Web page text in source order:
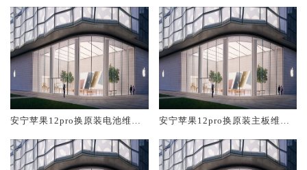
安宁苹果12pro换原装电池维修
安宁苹果12pro换原装主板维修